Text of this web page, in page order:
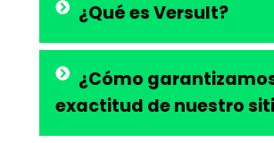
¿Qué es Versult?
¿Cómo
exactitud de nuestro